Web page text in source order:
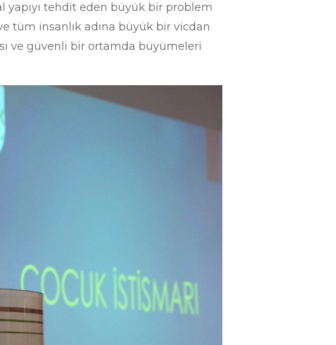
yapıyı tehdit eden büyük bir problem
tüm insanlık adına büyük bir vicdan
ve güvenli bir ortamda büyümeleri